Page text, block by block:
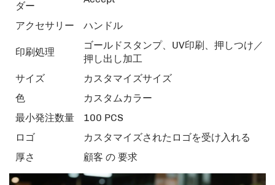
ダー
アクセサリー ハンドル
印刷処理
ゴールドスタンプ、UV印刷、押しつけ／
押し出し加工
サイズ
カスタマイズサイズ
色
カスタムカラー
最小発注数量
100 PCS
ロゴ
カスタマイズされたロゴを受け入れる
厚さ
顧客 の 要求